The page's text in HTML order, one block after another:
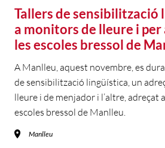
Tallers de sensibilització
a monitors de lleure i per
les escoles bressol de
A Manlleu, aquest novembre, es
de sensibilització lingüística, un
lleure i de menjador i l’altre, adreçat
escoles bressol de Manlleu.
Manlleu